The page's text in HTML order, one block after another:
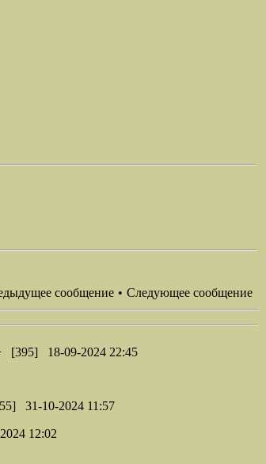
сообщение • Следующее сообщение
[395] 18-09-2024 22:45
31-10-2024 11:57
12:02